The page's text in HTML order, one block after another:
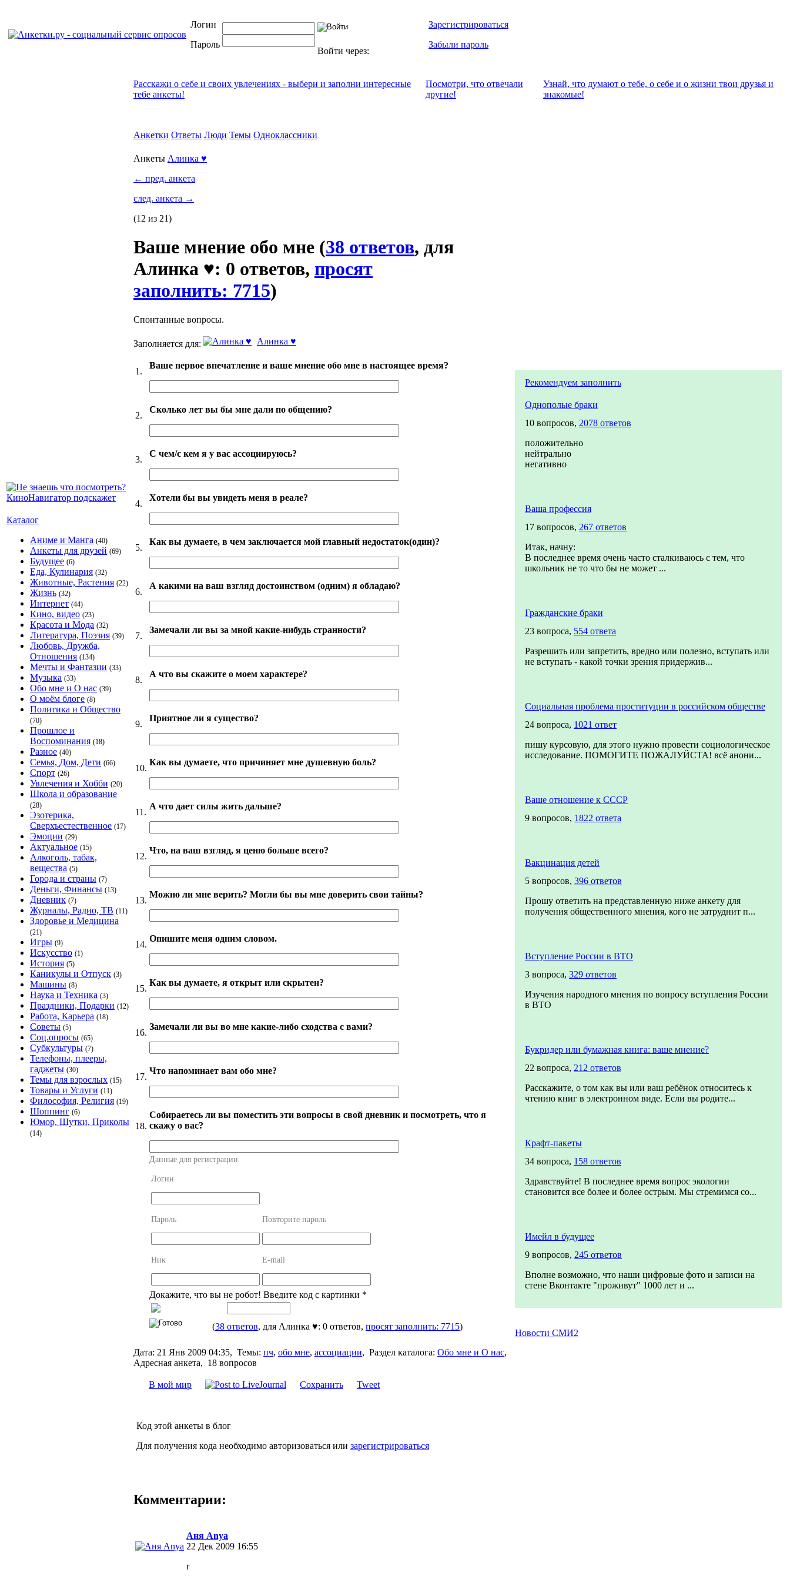
Логин
Пароль
Войти через:
Зарегистрироваться
Забыли пароль
Каталог
Аниме и Манга (40)
Анкеты для друзей (69)
Будущее (6)
Еда, Кулинария (32)
Животные, Растения (22)
Жизнь (32)
Интернет (44)
Кино, видео (23)
Красота и Мода (32)
Литература, Поэзия (39)
Любовь, Дружба,
Отношения (134)
Мечты и Фантазии (33)
Музыка (33)
Обо мне и О нас (39)
О моём блоге (8)
Политика и Общество
(70)
Прошлое и
Воспоминания (18)
Разное (40)
Семья, Дом, Дети (66)
Спорт (26)
Увлечения и Хобби (20)
Школа и образование
(28)
Эзотерика,
Сверхъестественное (17)
Эмоции (29)
Актуальное (15)
Алкоголь, табак,
вещества (5)
Города и страны (7)
Деньги, Финансы (13)
Дневник (7)
Журналы, Радио, ТВ (11)
Здоровье и Медицина
(21)
Игры (9)
Искусство (1)
История (5)
Каникулы и Отпуск (3)
Машины (8)
Наука и Техника (3)
Праздники, Подарки (12)
Работа, Карьера (18)
Советы (5)
Соц.опросы (65)
Субкультуры (7)
Телефоны, плееры,
гаджеты (30)
Темы для взрослых (15)
Товары и Услуги (11)
Философия, Религия (19)
Шоппинг (6)
Юмор, Шутки, Приколы
(14)
Расскажи о себе и своих увлечениях - выбери и заполни интересные
тебе анкеты!
Посмотри, что отвeчали
другие!
Узнай, что думают о тебе, о себе и о жизни твои друзья и
знакомые!
Анкетки Ответы Люди Темы Одноклассники
Анкеты Алинка ♥
← пред. анкета
след. анкета →
(12 из 21)
Ваше мнение обо мне (38 ответов, для
Алинка ♥: 0 ответов, просят
заполнить: 7715)
Спонтанные вопросы.
Заполняется для: Алинка ♥
1.
Ваше первое впечатление и ваше мнение обо мне в настоящее время?
2.
Сколько лет вы бы мне дали по общению?
3.
С чем/с кем я у вас ассоциируюсь?
4.
Хотели бы вы увидеть меня в реале?
5.
Как вы думаете, в чем заключается мой главный недостаток(один)?
6.
А какими на ваш взгляд достоинством (одним) я обладаю?
7.
Замечали ли вы за мной какие-нибудь странности?
8.
А что вы скажите о моем характере?
9.
Приятное ли я существо?
10.
Как вы думаете, что причиняет мне душевную боль?
11.
А что дает силы жить дальше?
12.
Что, на ваш взгляд, я ценю больше всего?
13.
Можно ли мне верить? Могли бы вы мне доверить свои тайны?
14.
Опишите меня одним словом.
15.
Как вы думаете, я открыт или скрытен?
16.
Замечали ли вы во мне какие-либо сходства с вами?
17.
Что напоминает вам обо мне?
18.
Собираетесь ли вы поместить эти вопросы в свой дневник и посмотреть, что я
скажу о вас?
Данные для регистрации
Логин
Пароль Повторите пароль
Ник E-mail
Докажите, что вы не робот! Введите код с картинки *
(38 ответов, для Алинка ♥: 0 ответов, просят заполнить: 7715)
Дата: 21 Янв 2009 04:35, Темы: пч, обо мне, ассоциации, Раздел каталога: Обо мне и О нас,
Адресная анкета, 18 вопросов
В мой мир Сохранить Tweet
Код этой анкеты в блог
Для получения кода необходимо авторизоваться или зарегистрироваться
Комментарии:
Аня Anya
22 Дек 2009 16:55
r
Рекомендуем заполнить
Однополые браки
10 вопросов, 2078 ответов
положительно
нейтрально
негативно
Ваша профессия
17 вопросов, 267 ответов
Итак, начну:
В последнее время очень часто сталкиваюсь с тем, что
школьник не то что бы не может ...
Гражданские браки
23 вопроса, 554 ответа
Разрешить или запретить, вредно или полезно, вступать или
не вступать - какой точки зрения придержив...
Социальная проблема проституции в российском обществе
24 вопроса, 1021 ответ
пишу курсовую, для этого нужно провести социологическое
исследование. ПОМОГИТЕ ПОЖАЛУЙСТА! всё анони...
Ваше отношение к СССР
9 вопросов, 1822 ответа
Вакцинация детей
5 вопросов, 396 ответов
Прошу ответить на представленную ниже анкету для
получения общественного мнения, кого не затруднит п...
Вступление России в ВТО
3 вопроса, 329 ответов
Изучения народного мнения по вопросу вступления России
в ВТО
Букридер или бумажная книга: ваше мнение?
22 вопроса, 212 ответов
Расскажите, о том как вы или ваш ребёнок относитесь к
чтению книг в электронном виде. Если вы родите...
Крафт-пакеты
34 вопроса, 158 ответов
Здравствуйте! В последнее время вопрос экологии
становится все более и более острым. Мы стремимся со...
Имейл в будущее
9 вопросов, 245 ответов
Вполне возможно, что наши цифровые фото и записи на
стене Вконтакте "проживут" 1000 лет и ...
Новости СМИ2